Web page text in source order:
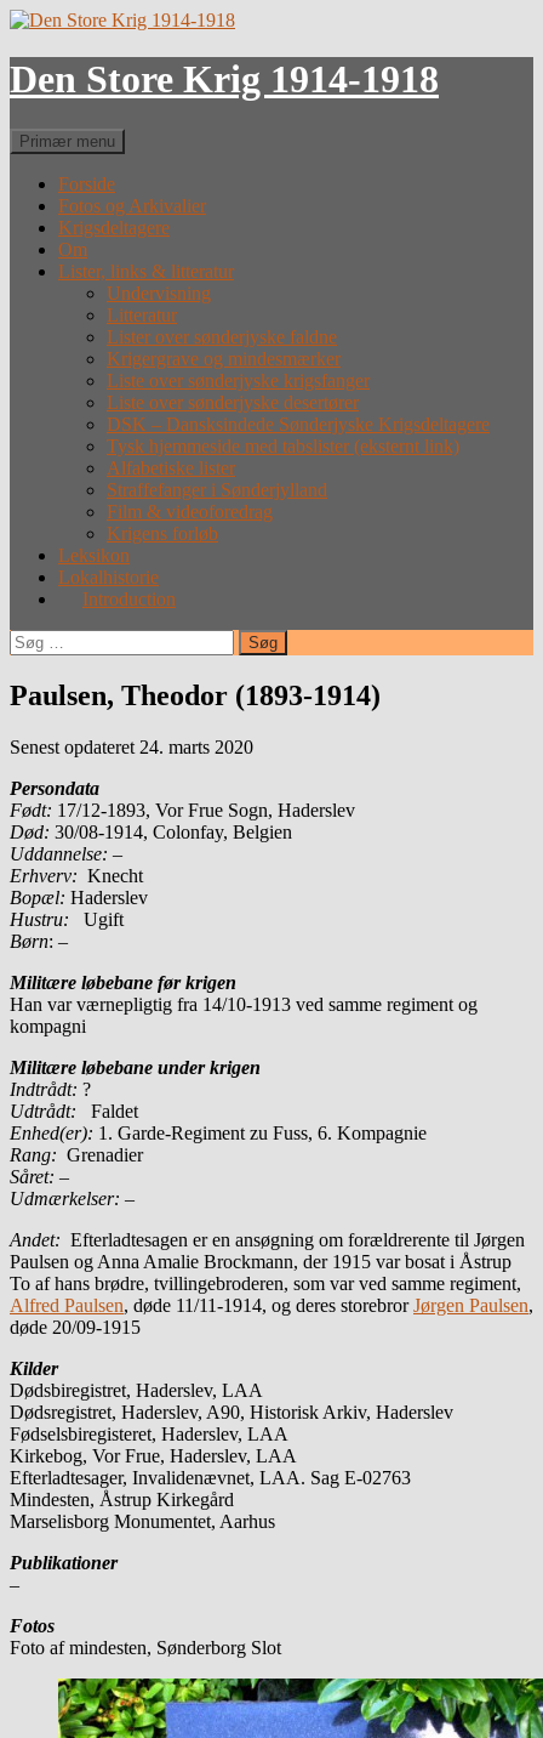
Hop
indhold
Den Store Krig 1914-1918
Søg
Primær menu
Forside
Fotos og Arkivalier
Krigsdeltagere
Om
Lister, links & litteratur
Undervisning
Litteratur
Lister over sønderjyske faldne
Krigergrave og mindesmærker
Liste over sønderjyske krigsfanger
Liste over sønderjyske desertører
DSK – Dansksindede Sønderjyske Krigsdeltagere
Tysk hjemmeside med tabslister (eksternt link)
Alfabetiske lister
Straffefanger i Sønderjylland
Film & videoforedrag
Krigens forløb
Leksikon
Lokalhistorie
Introduction
Søg
efter:
Paulsen, Theodor (1893-1914)
Senest opdateret 24. marts 2020
Persondata
Født: 17/12-1893, Vor Frue Sogn, Haderslev
Død: 30/08-1914, Colonfay, Belgien
Uddannelse: –
Erhverv: Knecht
Bopæl: Haderslev
Hustru: Ugift
Børn: –
Militære løbebane før krigen
Han var værnepligtig fra 14/10-1913 ved samme regiment og
kompagni
Militære løbebane under krigen
Indtrådt: ?
Udtrådt: Faldet
Enhed(er): 1. Garde-Regiment zu Fuss, 6. Kompagnie
Rang: Grenadier
Såret: –
Udmærkelser: –
Andet: Efterladtesagen er en ansøgning om forældrerente til Jørgen
Paulsen og Anna Amalie Brockmann, der 1915 var bosat i Åstrup
To af hans brødre, tvillingebroderen, som var ved samme regiment,
Alfred Paulsen, døde 11/11-1914, og deres storebrorJørgen Paulsen,
døde 20/09-1915
Kilder
Dødsbiregistret, Haderslev, LAA
Dødsregistret, Haderslev, A90, Historisk Arkiv, Haderslev
Fødselsbiregisteret, Haderslev, LAA
Kirkebog, Vor Frue, Haderslev, LAA
Efterladtesager, Invalidenævnet, LAA. Sag E-02763
Mindesten, Åstrup Kirkegård
Marselisborg Monumentet, Aarhus
Publikationer
–
Fotos
Foto af mindesten, Sønderborg Slot